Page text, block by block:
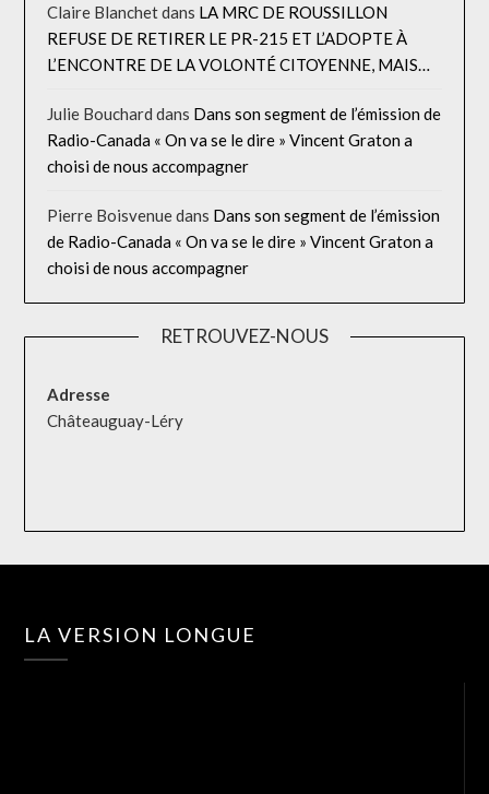
Claire Blanchetdans LA MRC DE ROUSSILLON
REFUSE DE RETIRER LE PR-215 ET L’ADOPTE À
L’ENCONTRE DE LA VOLONTÉ CITOYENNE, MAIS…
Julie Bouchard dans Dans son segment de l’émission de
Radio-Canada « On va se le dire » Vincent Graton a
choisi de nous accompagner
Pierre Boisvenuedans Dans son segment de l’émission
de Radio-Canada « On va se le dire » Vincent Graton a
choisi de nous accompagner
RETROUVEZ-NOUS
Adresse
Châteauguay-Léry
LA VERSION LONGUE